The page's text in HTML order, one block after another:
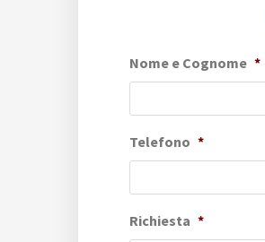
Nome e Cognome *
Telefono *
Richiesta *